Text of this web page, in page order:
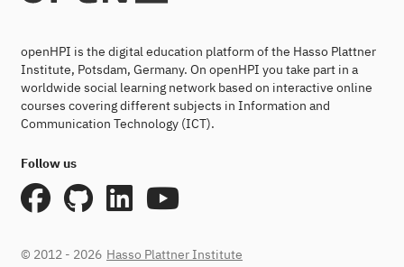
openHPI is the digital education platform of the Hasso Plattner
Institute, Potsdam, Germany. On openHPI you take part in a
worldwide social learning network based on interactive online
courses covering different subjects in Information and
Communication Technology (ICT).
Follow us
© 2012 - 2026 Hasso Plattner Institute